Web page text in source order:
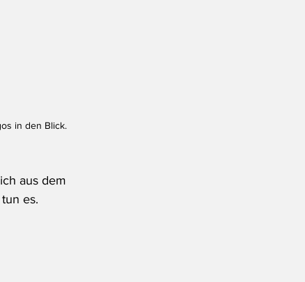
in den Blick.
aus dem
es.